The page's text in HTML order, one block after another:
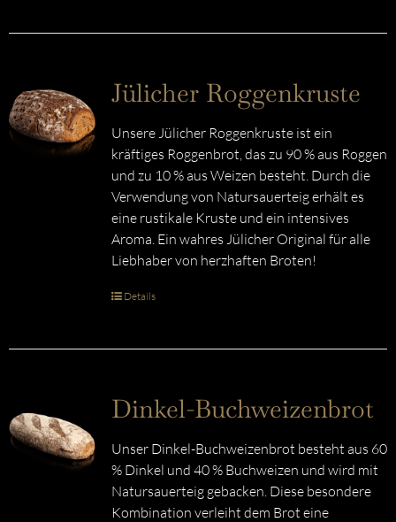
Jülicher Roggenkruste
Unsere Jülicher Roggenkruste ist ein
kräftiges Roggenbrot, das zu 90 % aus Roggen
und zu 10 % aus Weizen besteht. Durch die
Verwendung von Natursauerteig erhält es
eine rustikale Kruste und ein intensives
Aroma. Ein wahres Jülicher Original für alle
Liebhaber von herzhaften Broten!
Details
Dinkel-Buchweizenbrot
Unser Dinkel-Buchweizenbrot besteht aus 60
% Dinkel und 40 % Buchweizen und wird mit
Natursauerteig gebacken. Diese besondere
Kombination verleiht dem Brot eine